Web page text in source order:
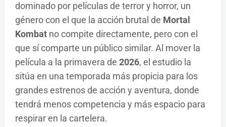
dominado por películas de terror y horror, un
género con el que la acción brutal de Mortal
Kombat no compite directamente, pero con el
que sí comparte un público similar. Al mover la
película a la primavera de 2026, el estudio la
sitúa en una temporada más propicia para los
grandes estrenos de acción y aventura, donde
tendrá menos competencia y más espacio para
respirar en la cartelera.